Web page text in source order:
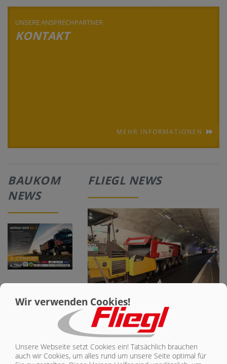
UNSERE ANSPRECHPARTNER
KONTAKT
MEHR INFORMATIONEN
BAUKOM
NEWS
FLIEGL NEWS
RAL GZ 808 WIRD 2027 ZUR PFLICHT FÜR
AUSBAUASPHALT IN AUSSCHREIBUNGEN –
DAS MÜSSEN SIE JETZT WISSEN!
RAL GZ 808 wird ab 2027 zur Pflicht für
Ausbauasphalt. Vergabestellen erfahren,
welche Nachweise sie jetzt in
Ausschreibungstexten konkret verlangen…
Wir verwenden Cookies!
Unsere Webseite setzt Cookies ein! Tatsächlich brauchen
auch wir Cookies, um alles rund um unsere Seite optimal für